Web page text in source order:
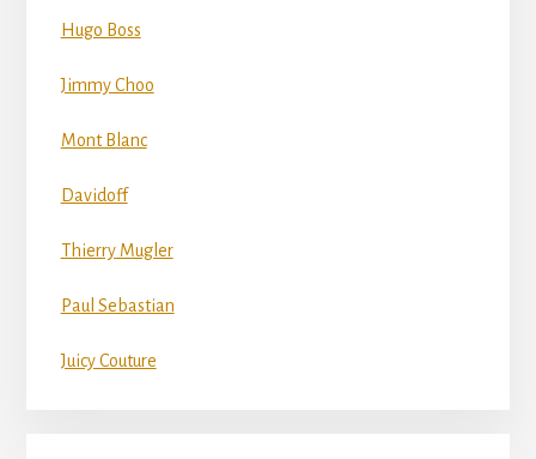
Hugo Boss
Jimmy Choo
Mont Blanc
Davidoff
Thierry Mugler
Paul Sebastian
Juicy Couture